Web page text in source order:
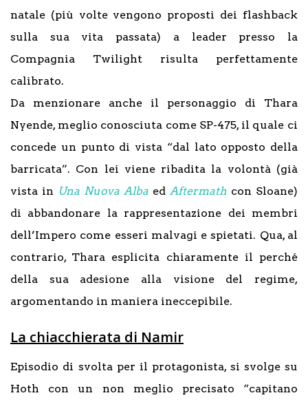
natale (più volte vengono proposti dei flashback
sulla sua vita passata) a leader presso la
Compagnia Twilight risulta perfettamente
calibrato.
Da menzionare anche il personaggio di Thara
Nyende, meglio conosciuta come SP-475, il quale ci
concede un punto di vista “dal lato opposto della
barricata”. Con lei viene ribadita la volontà (già
vista in Una Nuova Alba ed Aftermath con Sloane)
di abbandonare la rappresentazione dei membri
dell’Impero come esseri malvagi e spietati. Qua, al
contrario, Thara esplicita chiaramente il perché
della sua adesione alla visione del regime,
argomentando in maniera ineccepibile.
La chiacchierata di Namir
Episodio di svolta per il protagonista, si svolge su
Hoth con un non meglio precisato “capitano